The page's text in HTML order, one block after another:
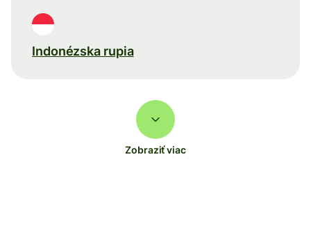
Indonézska rupia
Zobraziť viac